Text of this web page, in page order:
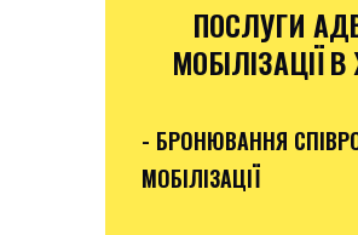
ПОСЛУГИ
МОБІЛІЗАЦІЇ
- БРОНЮВАННЯ
МОБІЛІЗАЦІЇ